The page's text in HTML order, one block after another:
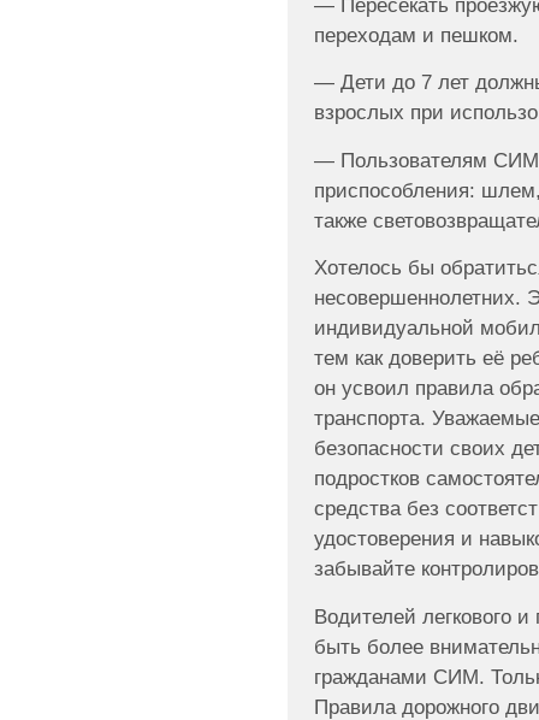
переходам и пешком.
— Дети до 7 лет
взрослых при
— Пользователям СИМ
приспособления:
также
Хотелось бы
несовершеннолетних.
индивидуальной
тем как доверить её
он усвоил правила
транспорта.
безопасности своих
подростков
средства без
удостоверения и
забывайте
Водителей легкового и
быть более
гражданами СИМ.
Правила дорожного